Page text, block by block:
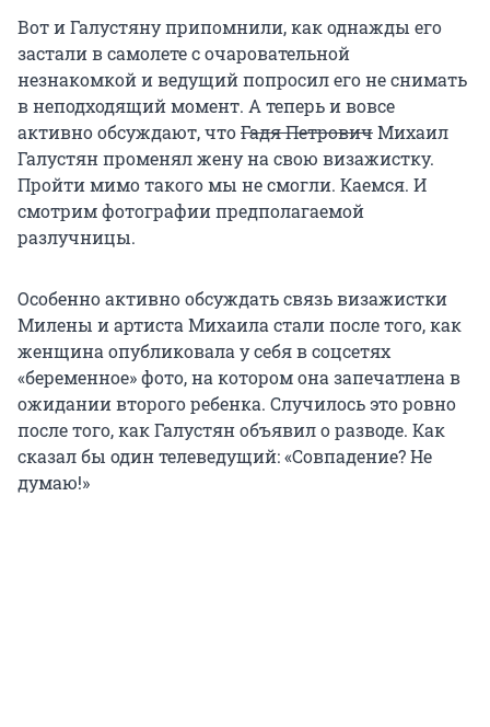
Вот и Галустяну припомнили, как однажды его
застали в самолете с очаровательной
незнакомкой и ведущий попросил его не снимать
в неподходящий момент. А теперь и вовсе
активно обсуждают, чтоГадя ПетровичМихаил
Галустян променял жену на свою визажистку.
Пройти мимо такого мы не смогли. Каемся. И
смотрим фотографии предполагаемой
разлучницы.
Особенно активно обсуждать связь визажистки
Милены и артиста Михаила стали после того, как
женщина опубликовала у себя в соцсетях
«беременное» фото, на котором она запечатлена в
ожидании второго ребенка. Случилось это ровно
после того, как Галустян объявил о разводе. Как
сказал бы один телеведущий: «Совпадение? Не
думаю!»